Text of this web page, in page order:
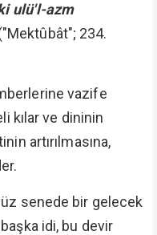
ulü'l-azm
234.
vazife
kılar ve dininin
artırılmasına,
senede bir gelecek
idi, bu devir